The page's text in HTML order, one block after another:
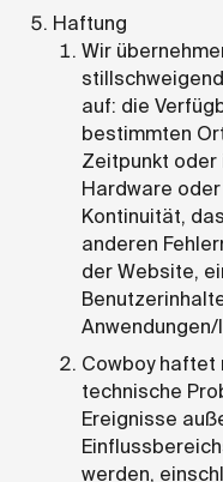
Haftung
Wir
auf: die
bestimmten
Zeitpunkt
Hardware
Kontinuität,
anderen
der Website,
Cowboy haftet
technische
Ereignisse
werden,